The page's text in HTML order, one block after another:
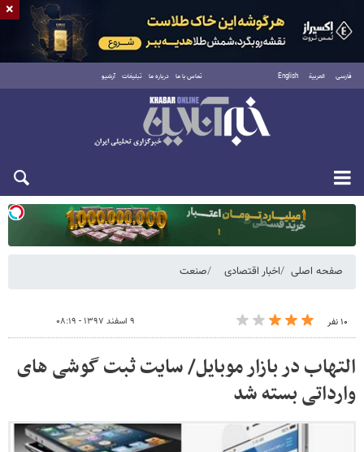
فارسی العربية English تماس با ما درباره ما تبلیغات آرشیو
یکشنبه ۱۸ مرداد ۱۴۰۵
صفحه اصلی اخبار اقتصادی صنعت
۱۰ نفر ۹ اسفند ۱۳۹۷ - ۰۸:۱۹
التهاب در بازار موبایل/ سایت ثبت گوشی های
وارداتی بسته شد
×